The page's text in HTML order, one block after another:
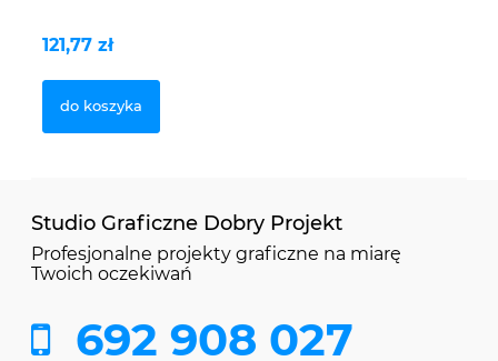
121,77 zł
do koszyka
Studio Graficzne Dobry Projekt
Profesjonalne projekty graficzne na miarę
Twoich oczekiwań
692 908 027